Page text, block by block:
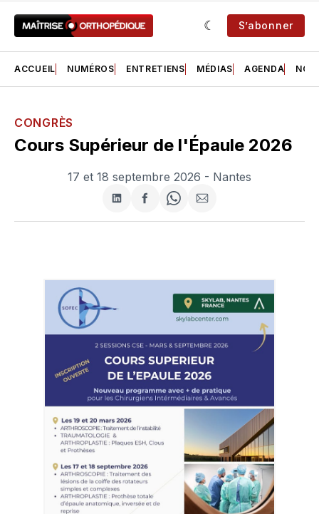
S’abonner
ACCUEIL NUMÉROS ENTRETIENS MÉDIAS AGENDA NOS
CONGRÈS
Cours Supérieur de l'Épaule 2026
17 et 18 septembre 2026 - Nantes
Partager
sur
Partager
sur
Share
on
Partager
par